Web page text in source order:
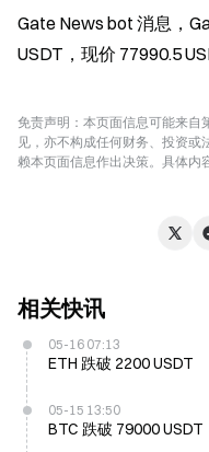
Gate News bot 消息，
USDT，现价 77990.5
免责声明：本页面信息可能来自
见，亦不构成任何财务、投资或
赖本页面信息作出决策。具体内
相关快讯
05-16 07:13
ETH 跌破 2200 USDT
05-15 13:50
BTC 跌破 79000 USDT